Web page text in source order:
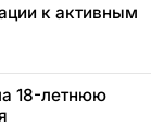
к активным
18-летнюю